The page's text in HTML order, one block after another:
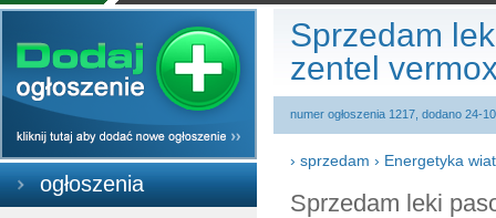
ogłoszenia
Sprzedam
zentel
numer ogłoszenia 1217, dodano 24-
› sprzedam › Energetyka
Sprzedam leki